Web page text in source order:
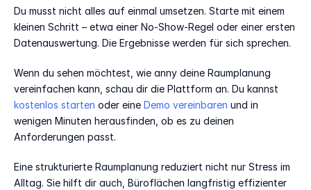
Du musst nicht alles auf einmal umsetzen. Starte mit einem
kleinen Schritt – etwa einer No-Show-Regel oder einer ersten
Datenauswertung. Die Ergebnisse werden für sich sprechen.
Wenn du sehen möchtest, wie anny deine Raumplanung
kostenlos starten oder eine Demo vereinbaren und in
wenigen Minuten herausfinden, ob es zu deinen
Anforderungen passt.
Eine strukturierte Raumplanung reduziert nicht nur Stress im
Alltag. Sie hilft dir auch, Büroflächen langfristig effizienter